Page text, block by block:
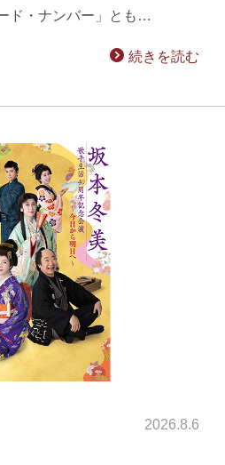
ド・ナンバー」とも…
続きを読む
2026.8.6